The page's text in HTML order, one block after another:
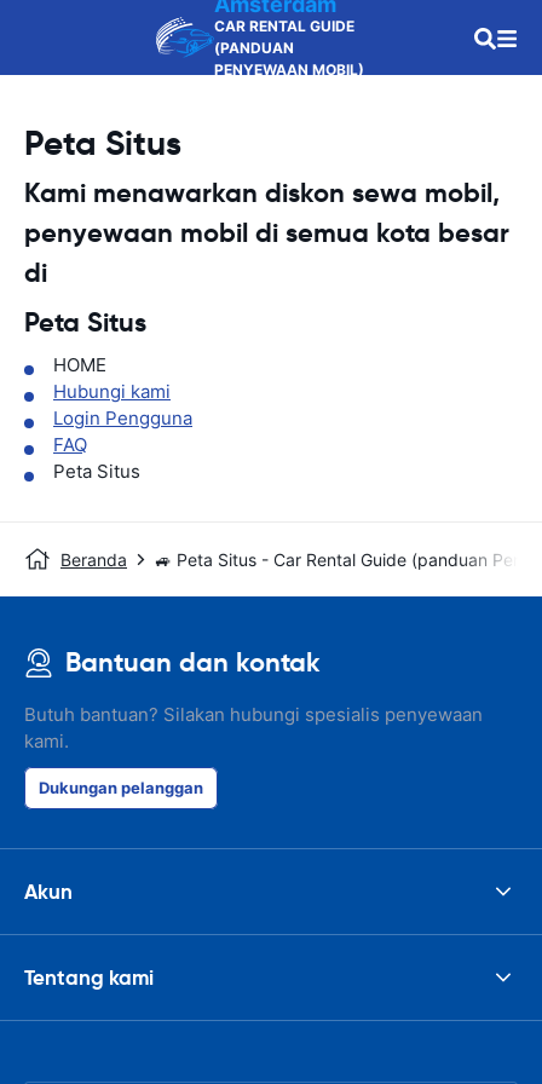
CAR RENTAL GUIDE
(PANDUAN
PENYEWAAN MOBIL)
Peta Situs
Kami menawarkan diskon sewa mobil,
penyewaan mobil di semua kota besar
di
Peta Situs
HOME
Hubungi kami
Login Pengguna
FAQ
Peta Situs
Beranda 🚙 Peta Situs - Car Rental Guide (panduan
Bantuan dan kontak
Butuh bantuan? Silakan hubungi spesialis penyewaan
kami.
Dukungan pelanggan
Akun
Tentang kami